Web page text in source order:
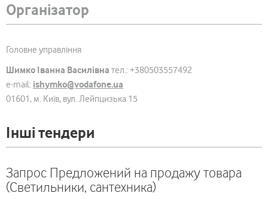
Організатор
Головне управління
Шимко Іванна Василівна тел.: +380503557492
e-mail: ishymko@vodafone.ua
01601, м. Київ, вул. Лейпцизька 15
Інші тендери
Запрос Предложений на продажу товара
(Светильники, сантехника)